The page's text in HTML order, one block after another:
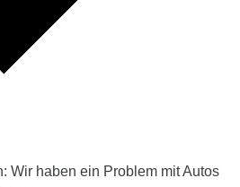
Wir haben ein Problem mit Autos